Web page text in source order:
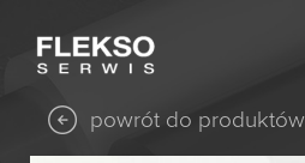
powrót do produktów